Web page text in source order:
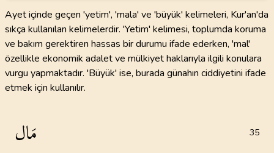
Ayet içinde geçen 'yetim', 'mala' ve 'büyük' kelimeleri, Kur'an'da
sıkça kullanılan kelimelerdir. 'Yetim' kelimesi, toplumda koruma
ve bakım gerektiren hassas bir durumu ifade ederken, 'mal'
özellikle ekonomik adalet ve mülkiyet haklarıyla ilgili konulara
vurgu yapmaktadır. 'Büyük' ise, burada günahın ciddiyetini ifade
etmek için kullanılır.
مَال 35